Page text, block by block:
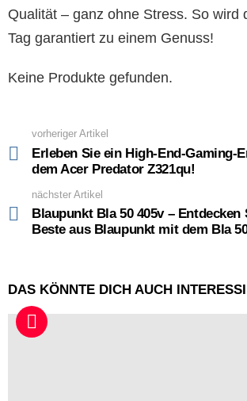
Qualität – ganz ohne Stress. So wird
Tag garantiert zu einem Genuss!
Keine Produkte gefunden.
more
vorheriger Artikel
Erleben Sie ein High-End-Gaming-
dem Acer Predator Z321qu!
nächster Artikel
Blaupunkt Bla 50 405v – Entdecken
Beste aus Blaupunkt mit dem Bla
DAS KÖNNTE DICH AUCH